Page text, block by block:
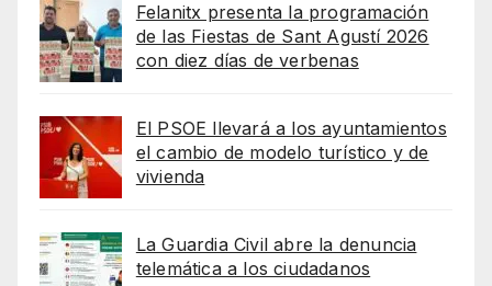
Felanitx presenta la programación
de las Fiestas de Sant Agustí 2026
con diez días de verbenas
El PSOE llevará a los ayuntamientos
el cambio de modelo turístico y de
vivienda
La Guardia Civil abre la denuncia
telemática a los ciudadanos